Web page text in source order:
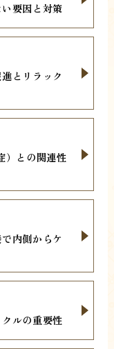
要因と対策
とリラック
）との関連性
内側からケ
ルの重要性